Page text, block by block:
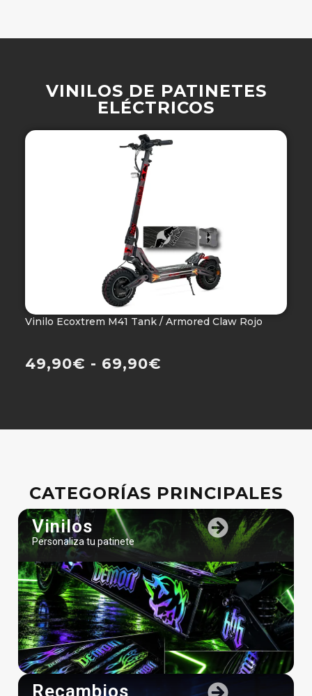
VINILOS DE PATINETES
ELÉCTRICOS
Vinilo Ecoxtrem M41 Tank / Armored Claw Rojo
49,90€ - 69,90€
CATEGORÍAS PRINCIPALES
Vinilos
Personaliza tu patinete
Recambios